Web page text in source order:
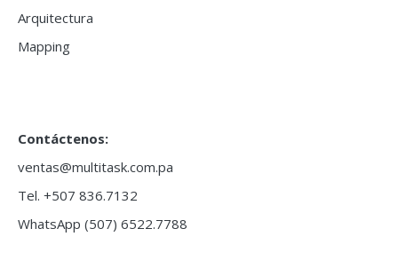
Arquitectura
Mapping
Contáctenos:
ventas@multitask.com.pa
Tel. +507 836.7132
WhatsApp (507) 6522.7788